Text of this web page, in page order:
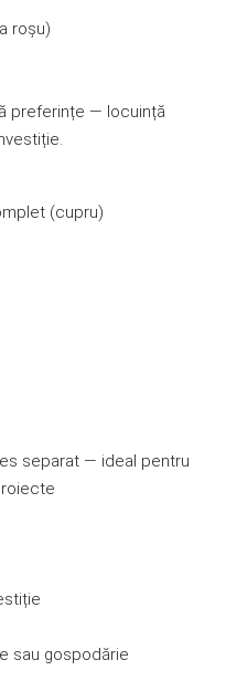
roșu)
preferințe — locuință
(cupru)
separat — ideal pentru
sau gospodărie